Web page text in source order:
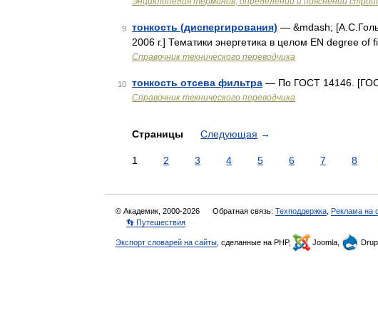
9 тонкость (диспергирования) — &mdash;
2006 г.] Тематики энергетика в целом EN degree of
Справочник технического переводчика
10 тонкость отсева фильтра — По ГОСТ 14146.
Справочник технического переводчика
Страницы Следующая →
1 2 3 4 5 6 7 8
© Академик, 2000-2026 Обратная связь: Техподдержка Реклама на
👣 Путешествия
Экспорт словарей на сайты , сделанные на PHP, Joomla,